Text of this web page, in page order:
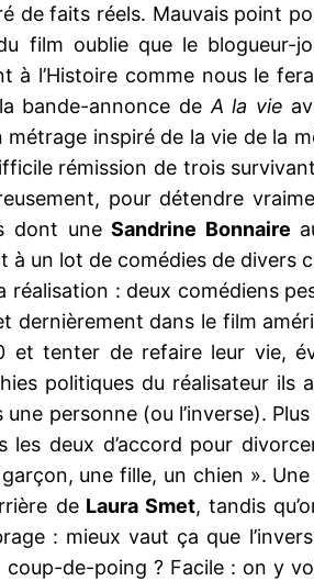
de faits réels. Mauvais point
film oublie que le blogueur-
à l’Histoire comme nous le
bande-annonce de A la vie
inspiré de la vie de la
rémission de trois
pour détendre
dont uneSandrine Bonnaire
un lot de comédies de divers
: deux comédiens
dernièrement dans le film
tenter de refaire leur vie,
politiques du réalisateur
personne (ou l’inverse).
les deux d’accord pour
une fille, un chien ».
deLaura Smet, tandis
: mieux vaut ça que
de-poing ? Facile : on y